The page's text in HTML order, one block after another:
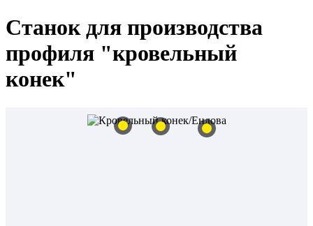
Станок для производства
профиля "кровельный
конек"